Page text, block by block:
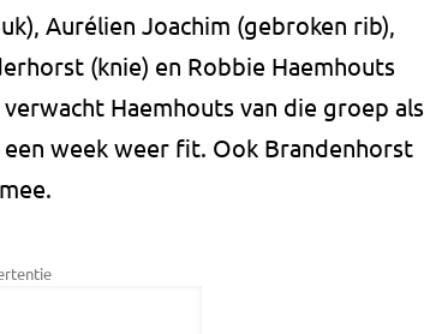
Aurélien Joachim (gebroken rib),
(knie) en Robbie Haemhouts
Haemhouts van die groep als
week weer fit. Ook Brandenhorst